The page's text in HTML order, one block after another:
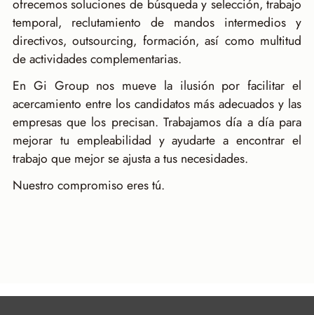
ofrecemos soluciones de búsqueda y selección, trabajo
temporal, reclutamiento de mandos intermedios y
directivos, outsourcing, formación, así como multitud
de actividades complementarias.
En Gi Group nos mueve la ilusión por facilitar el
acercamiento entre los candidatos más adecuados y las
empresas que los precisan. Trabajamos día a día para
mejorar tu empleabilidad y ayudarte a encontrar el
trabajo que mejor se ajusta a tus necesidades.
Nuestro compromiso eres tú.